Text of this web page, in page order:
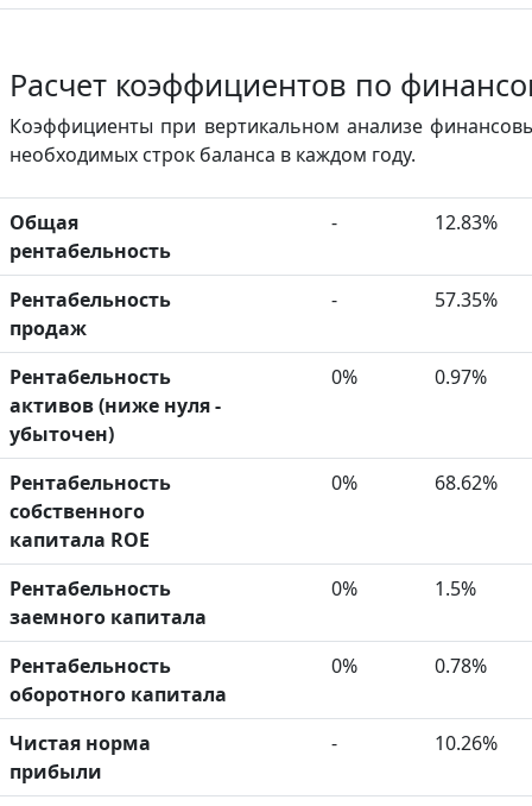
Расчет коэффициентов по
Коэффициенты при вертикальном анализе
необходимых строк баланса в каждом году.
Общая
рентабельность
- 12.83%
Рентабельность
продаж
- 57.35%
Рентабельность
активов (ниже нуля -
убыточен)
0% 0.97%
Рентабельность
собственного
капитала ROE
0% 68.62%
Рентабельность
заемного капитала
0% 1.5%
Рентабельность
оборотного капитала
0% 0.78%
Чистая норма
прибыли
- 10.26%